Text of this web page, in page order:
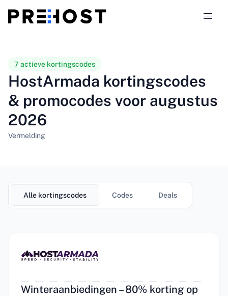
Vergelijkingen
Kortingscodes
7 actieve kortingscodes
HostArmada kortingscodes
& promocodes voor augustus
2026
Vermelding
Alle kortingscodes Codes Deals
Winteraanbiedingen – 80% korting op